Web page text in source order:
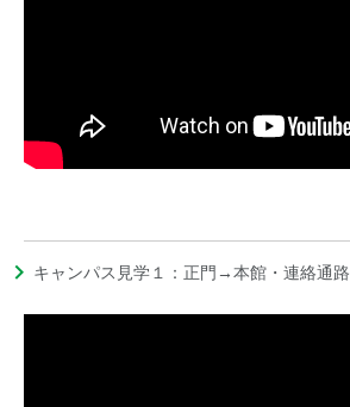
キャンパス見学１：正門→本館・連絡通路